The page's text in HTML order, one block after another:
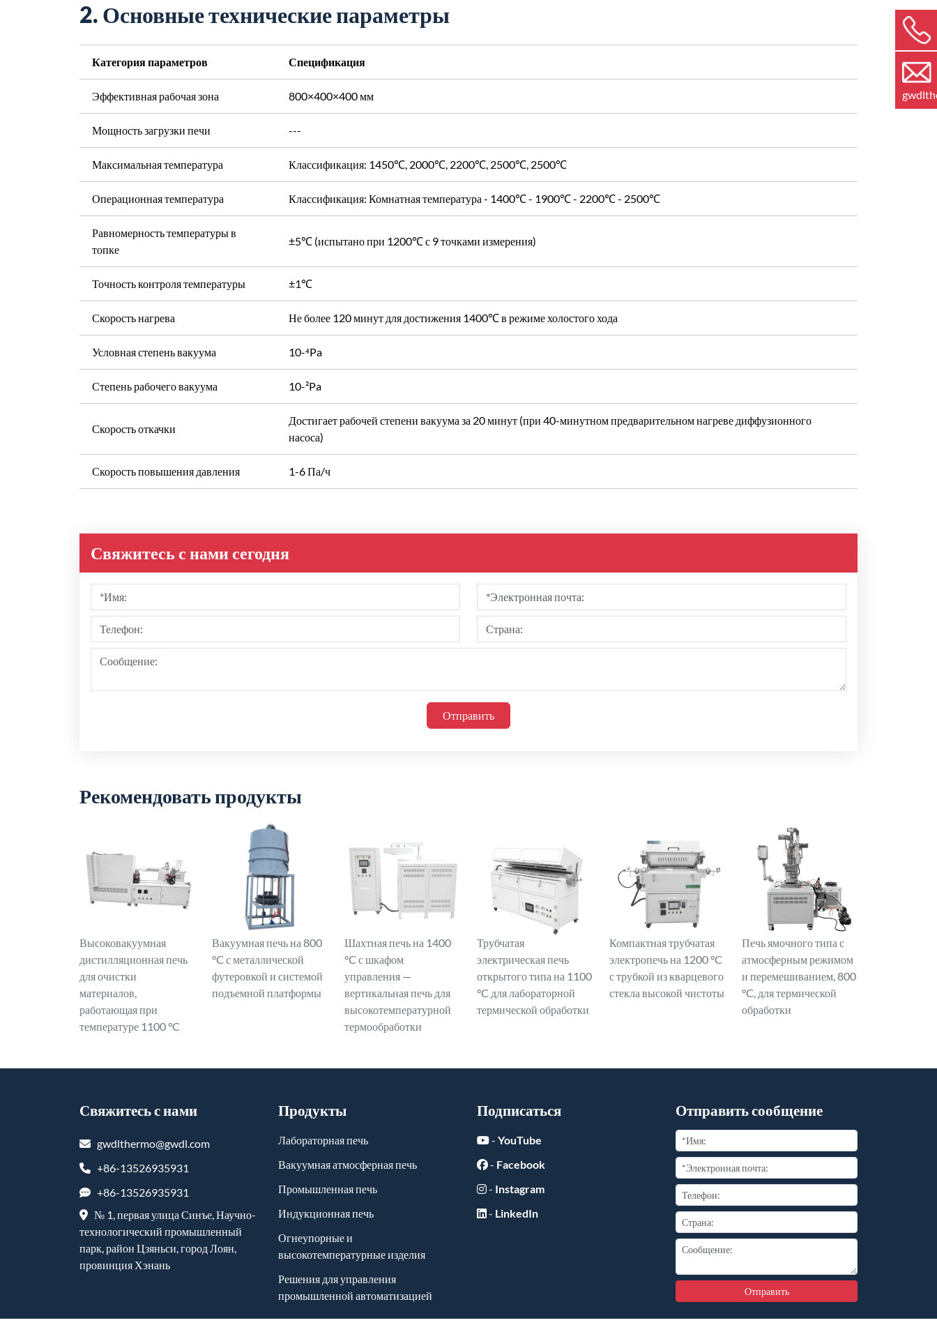
2. Основные технические параметры
Категория параметров Спецификация
Эффективная рабочая зона 800×400×400 мм
Мощность загрузки печи ---
Максимальная температура Классификация: 1450℃, 2000℃, 2200℃, 2500℃, 2500℃
Операционная температура Классификация: Комнатная температура - 1400℃ - 1900℃ - 2200℃ - 2500℃
Равномерность температуры в
топке
±5℃ (испытано при 1200℃ с 9 точками измерения)
Точность контроля температуры ±1℃
Скорость нагрева Не более 120 минут для достижения 1400℃ в режиме холостого хода
Условная степень вакуума 10-⁴Pa
Степень рабочего вакуума 10-²Pa
Скорость откачки
Достигает рабочей степени вакуума за 20 минут (при 40-минутном предварительном нагреве диффузионного
насоса)
Скорость повышения давления 1-6 Па/ч
Свяжитесь с нами сегодня
Отправить
Рекомендовать продукты
Высоковакуумная
дистилляционная печь
для очистки
материалов,
работающая при
температуре 1100 °C
Вакуумная печь на 800
°C с металлической
футеровкой и системой
подъемной платформы
Шахтная печь на 1400
°C с шкафом
управления —
вертикальная печь для
высокотемпературной
термообработки
Трубчатая
электрическая печь
открытого типа на 1100
°C для лабораторной
термической обработки
Компактная трубчатая
электропечь на 1200 °C
с трубкой из кварцевого
стекла высокой чистоты
Печь ямочного типа с
атмосферным режимом
и перемешиванием, 800
°C, для термической
обработки
Свяжитесь с нами
gwdlthermo@gwdl.com
+86-13526935931
+86-13526935931
№ 1, первая улица Синъе, Научно-
технологический промышленный
парк, район Цзяньси, город Лоян,
провинция Хэнань
Продукты
Лабораторная печь
Вакуумная атмосферная печь
Промышленная печь
Индукционная печь
Огнеупорные и
высокотемпературные изделия
Решения для управления
промышленной автоматизацией
Подписаться
- YouTube
- Facebook
- Instagram
- LinkedIn
Отправить сообщение
Отправить